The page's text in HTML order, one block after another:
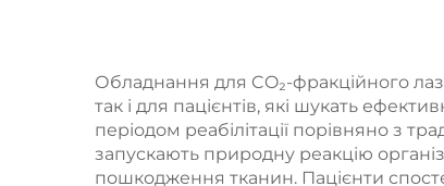
частоти 1/2 МГц
Обладнання для CO₂-фракційного
так і для пацієнтів, які шукать
періодом реабілітації порівняно з
запускають природну реакцію
пошкодження тканин. Пацієнти